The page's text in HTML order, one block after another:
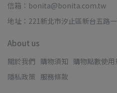
信箱：bonita@bonita.com.tw
地址：221新北市汐止區新台五路
About us
關於我們 購物須知 購物點數使用
隱私政策 服務條款